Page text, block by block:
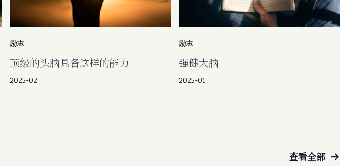
励志
顶级的头脑具备这样的能力
2025-02
励志
强健大脑
2025-01
查看全部